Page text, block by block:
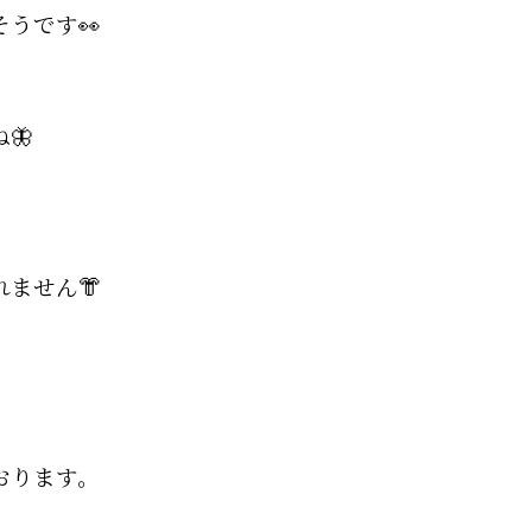
うです👀
🦋
ません👘
ます。